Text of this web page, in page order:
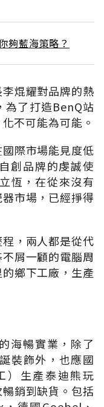
夠藍海策略？
焜耀對品牌的熱
為了打造BenQ站
不可能為可能。
際市場能見度低
創品牌的虔誠使
恆，在從來沒有
市場，已經掙得
，兩人都是從代
屑一顧的電腦周
鄉下工廠，生產
海暢實業，除了
裝飾外，也應國
）生產泰迪熊玩
銷到缺貨。包括